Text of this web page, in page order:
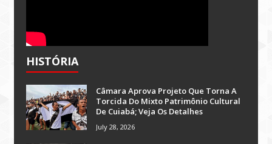
HISTÓRIA
Câmara Aprova Projeto Que Torna A
Torcida Do Mixto Patrimônio Cultural
De Cuiabá; Veja Os Detalhes
July 28, 2026